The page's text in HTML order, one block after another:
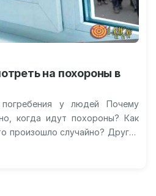
на похороны в
у людей Почему
когда идут похороны? Как
произошло случайно? Другие